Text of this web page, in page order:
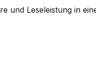
und Leseleistung in